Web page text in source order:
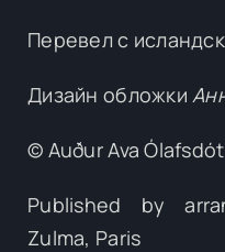
Перевел с
Дизайн обложки
© Auður Ava
Published by
Zulma, Paris